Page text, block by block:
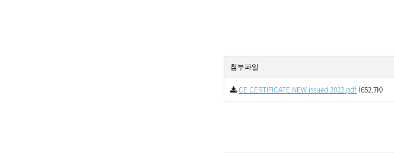
첨부파일
CE CERTIFICATE NEW issued 2022.pdf (652.7K)